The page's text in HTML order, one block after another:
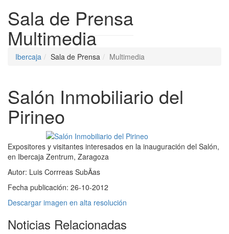
Sala de Prensa
Multimedia
Ibercaja Sala de Prensa Multimedia
Salón Inmobiliario del
Pirineo
Expositores y visitantes interesados en la inauguración del Salón,
en Ibercaja Zentrum, Zaragoza
Autor: Luis Corrreas SubÃ­as
Fecha publicación: 26-10-2012
Descargar imagen en alta resolución
Noticias Relacionadas